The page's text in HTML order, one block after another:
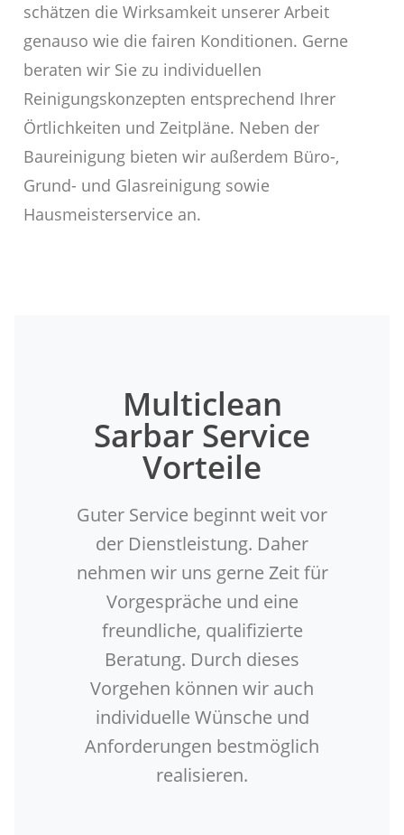
schätzen die Wirksamkeit unserer Arbeit
genauso wie die fairen Konditionen. Gerne
beraten wir Sie zu individuellen
Reinigungskonzepten entsprechend Ihrer
Örtlichkeiten und Zeitpläne. Neben der
Baureinigung bieten wir außerdem Büro-,
Grund- und Glasreinigung sowie
Hausmeisterservice an.
Multiclean
Sarbar Service
Vorteile
Guter Service beginnt weit vor
der Dienstleistung. Daher
nehmen wir uns gerne Zeit für
Vorgespräche und eine
freundliche, qualifizierte
Beratung. Durch dieses
Vorgehen können wir auch
individuelle Wünsche und
Anforderungen bestmöglich
realisieren.